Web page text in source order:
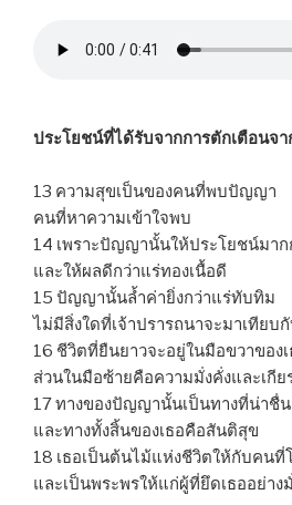
ประโยชน์ที่ได้รับจากการตักเตือนจา
13 ความสุขเป็นของคนที่พบปัญญา
คนที่หาความเข้าใจพบ
14 เพราะปัญญานั้นให้ประโยชน์มาก
และให้ผลดีกว่าแร่ทองเนื้อดี
15 ปัญญานั้นล้ำค่ายิ่งกว่าแร่ทับทิม
ไม่มีสิ่งใดที่เจ้าปรารถนาจะมาเทีย
16 ชีวิตที่ยืนยาวจะอยู่ในมือขวาของเ
ส่วนในมือซ้ายคือความมั่งคั่งและเกี
17 ทางของปัญญานั้นเป็นทางที่น่าชื่
และทางทั้งสิ้นของเธอคือสันติสุข
18 เธอเป็นต้นไม้แห่งชีวิตให้กับคนที่
และเป็นพระพรให้แก่ผู้ที่ยึดเธออย่าง